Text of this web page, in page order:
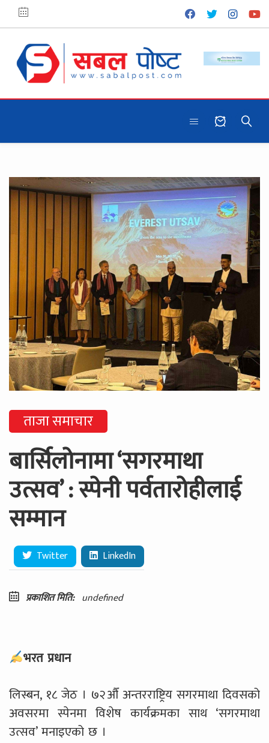
ताजा समाचार
बार्सिलोनामा ‘सगरमाथा
उत्सव’ : स्पेनी पर्वतारोहीलाई
सम्मान
Twitter LinkedIn
प्रकाशित मिति: undefined
भरत प्रधान
लिस्बन, १८ जेठ । ७२औँ अन्तरराष्ट्रिय सगरमाथा दिवसको
अवसरमा स्पेनमा विशेष कार्यक्रमका साथ ‘सगरमाथा
उत्सव’ मनाइएको छ ।